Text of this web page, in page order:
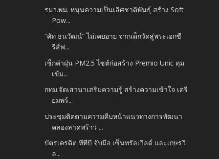
รมว.พม. หนุนความเป็นเลิศชาติพันธุ์ สร้าง Soft
Pow...
“คัท ธนวัฒน์” ไม่เคยอาย จากเด็กวัดสู่พระเอกซี
รีส์ฟ...
เช็กค่าฝุ่น PM2.5 ไซต์ก่อสร้าง Premio Unic คุม
เข้ม...
กทม.จัดเสวนาเสริมความรู้ สร้างความเข้าใจ เตรี
ยมพร้...
ประชุมติดตามความคืบหน้าแนวทางการพัฒนา
คลองลาดพร้าว ...
บัตรเครดิต ทีทีบี จับมือ เซ็นทรัลเวิลด์ และเกษรวิ
ล...